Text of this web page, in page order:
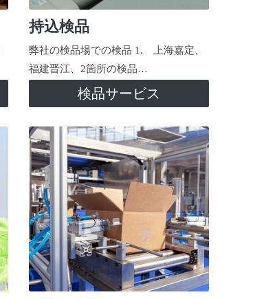
持込検品
弊社の検品場での検品 1. 上海嘉定、
福建晋江、2箇所の検品…
検品サービス